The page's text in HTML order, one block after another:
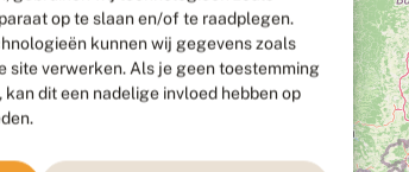
op te slaan en/of te raadplegen.
kunnen wij gegevens zoals
site verwerken. Als je geen toestemming
dit een nadelige invloed hebben op